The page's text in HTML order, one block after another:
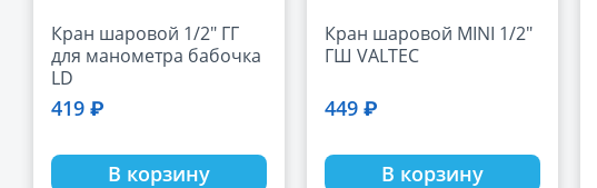
Кран шаровой 1/2" ГГ
для манометра бабочка
LD
419 ₽
В корзину
Кран шаровой MINI 1/2"
ГШ VALTEC
449 ₽
В корзину